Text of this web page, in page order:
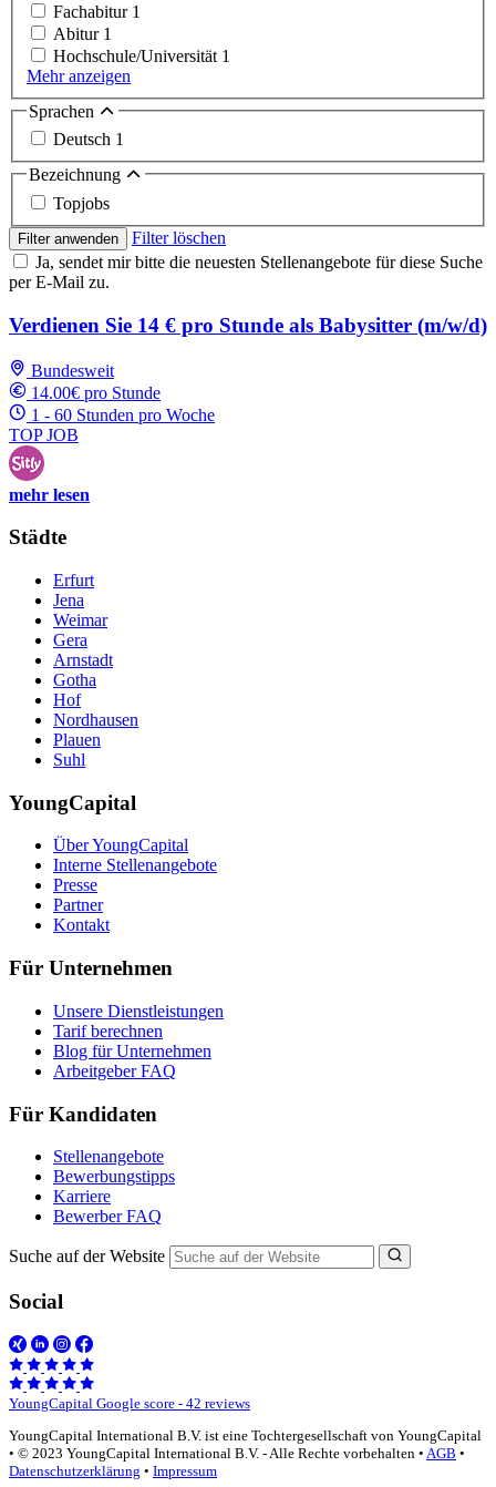
Fachabitur 1
Abitur 1
Hochschule/Universität 1
Mehr anzeigen
Sprachen
Deutsch 1
Bezeichnung
Topjobs
Filter anwenden
Filter löschen
Ja, sendet mir bitte die neuesten Stellenangebote für diese Suche
per E-Mail zu.
Verdienen Sie 14 € pro Stunde als Babysitter (m/w/d)
Bundesweit
14.00€ pro Stunde
1 - 60 Stunden pro Woche
TOP JOB
mehr lesen
Städte
Erfurt
Jena
Weimar
Gera
Arnstadt
Gotha
Hof
Nordhausen
Plauen
Suhl
YoungCapital
Über YoungCapital
Interne Stellenangebote
Presse
Partner
Kontakt
Für Unternehmen
Unsere Dienstleistungen
Tarif berechnen
Blog für Unternehmen
Arbeitgeber FAQ
Für Kandidaten
Stellenangebote
Bewerbungstipps
Karriere
Bewerber FAQ
Suche auf der Website
Social
YoungCapital Google score - 42 reviews
YoungCapital International B.V. ist eine Tochtergesellschaft von YoungCapital
• © 2023 YoungCapital International B.V. - Alle Rechte vorbehalten • AGB •
Datenschutzerklärung • Impressum